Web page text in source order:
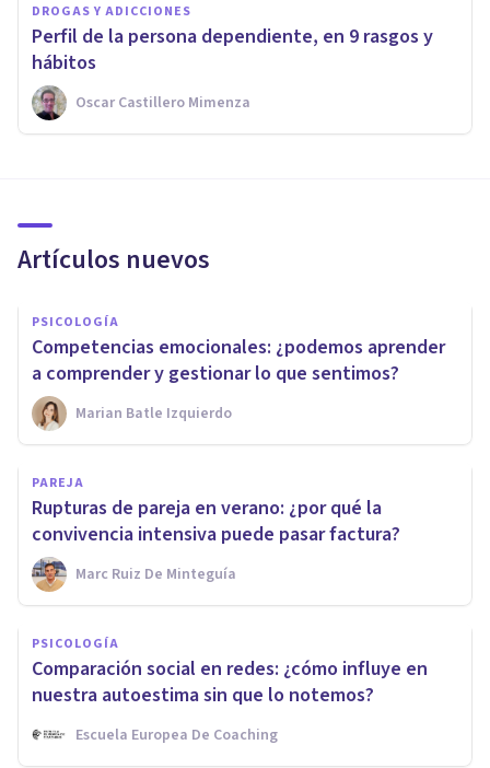
DROGAS Y ADICCIONES
Perfil de la persona dependiente, en 9 rasgos y
hábitos
Oscar Castillero Mimenza
Artículos nuevos
PSICOLOGÍA
Competencias emocionales: ¿podemos aprender
a comprender y gestionar lo que sentimos?
Marian Batle Izquierdo
PAREJA
Rupturas de pareja en verano: ¿por qué la
convivencia intensiva puede pasar factura?
Marc Ruiz De Minteguía
PSICOLOGÍA
Comparación social en redes: ¿cómo influye en
nuestra autoestima sin que lo notemos?
Escuela Europea De Coaching